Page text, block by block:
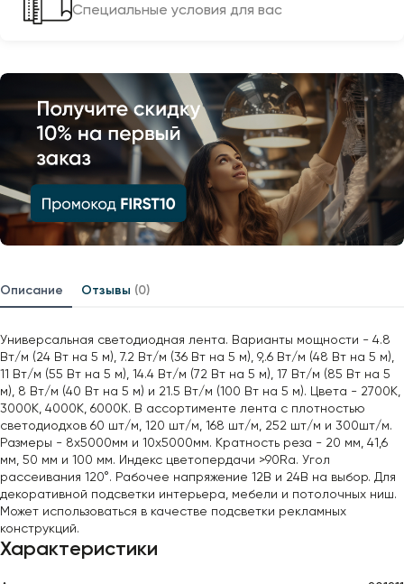
Специальные условия для вас
Описание Отзывы (0)
Универсальная светодиодная лента. Варианты мощности - 4.8
Вт/м (24 Вт на 5 м), 7.2 Вт/м (36 Вт на 5 м), 9,.6 Вт/м (48 Вт на 5 м),
11 Вт/м (55 Вт на 5 м), 14.4 Вт/м (72 Вт на 5 м), 17 Вт/м (85 Вт на 5
м), 8 Вт/м (40 Вт на 5 м) и 21.5 Вт/м (100 Вт на 5 м). Цвета - 2700К,
3000К, 4000К, 6000К. В ассортименте лента с плотностью
светодиодхов 60 шт/м, 120 шт/м, 168 шт/м, 252 шт/м и 300шт/м.
Размеры - 8х5000мм и 10х5000мм. Кратность реза - 20 мм, 41,6
мм, 50 мм и 100 мм. Индекс цветопердачи >90Ra. Угол
рассеивания 120°. Рабочее напряжение 12В и 24В на выбор. Для
декоративной подсветки интерьера, мебели и потолочных ниш.
Может использоваться в качестве подсветки рекламных
конструкций.
Характеристики